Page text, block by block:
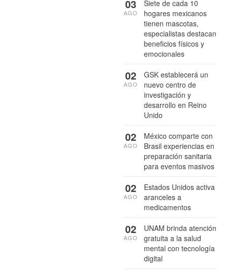
Siete de cada 10
hogares mexicanos
tienen mascotas,
especialistas destacan
beneficios físicos y
emocionales
03
AGO
GSK establecerá un
nuevo centro de
investigación y
desarrollo en Reino
Unido
02
AGO
México comparte con
Brasil experiencias en
preparación sanitaria
para eventos masivos
02
AGO
Estados Unidos activa
aranceles a
medicamentos
02
AGO
UNAM brinda atención
gratuita a la salud
mental con tecnología
digital
02
AGO